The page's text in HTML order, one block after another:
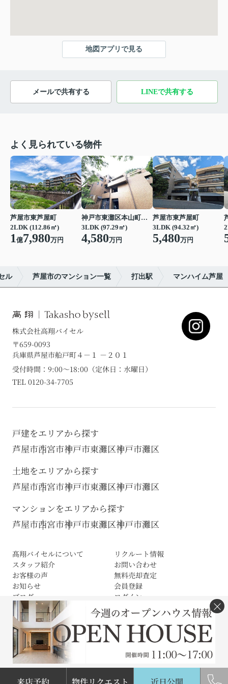
地図アプリで見る
メールで共有する LINEで共有する
よく見られている物件
芦屋市東芦屋町
2LDK (112.86㎡)
1億7,980万円
神戸市東灘区本山町北畑
3LDK (97.29㎡)
4,580万円
芦屋市東芦屋町
3LDK (94.32㎡)
5,480万円
ル 芦屋市のマンション一覧 打出駅 マンハイム芦屋
株式会社高翔バイセル
〒659-0093
兵庫県芦屋市船戸町４－１ －２０１
受付時間：9:00～18:00（定休日：水曜日）
TEL 0120-34-7705
戸建をエリアから探す
芦屋市西宮市神戸市東灘区神戸市灘区
土地をエリアから探す
芦屋市西宮市神戸市東灘区神戸市灘区
マンションをエリアから探す
芦屋市西宮市神戸市東灘区神戸市灘区
髙翔バイセルについて
リクルート情報
スタッフ紹介
お問い合わせ
お客様の声
無料売却査定
お知らせ
会員登録
ブログ
ログイン
サイトマップ 利用規約プライバシーポリシー
Cookieの取扱いについて
(c) 株式会社高翔バイセル All Rights Reserved.
×
来店予約 物件リクエスト 近日公開